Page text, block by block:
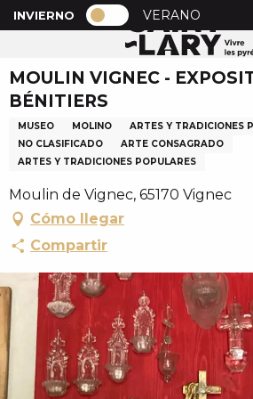
A
l
e
r
a
u
c
o
n
t
e
n
PAGE D’ACCUEIL ACTUELLE
INVIERNO PAGE
VERANO
Inicio MOULIN VIGNEC - EXPOSITION
MOULIN VIGNEC -
BÉNITIERS
MUSEO MOLINO
ARTES Y TRADICIONES
NO CLASIFICADO
ARTE CONSAGRADO
ARTES Y TRADICIONES POPULARES
Moulin de Vignec, 65170 Vignec
Cómo llegar
Compartir